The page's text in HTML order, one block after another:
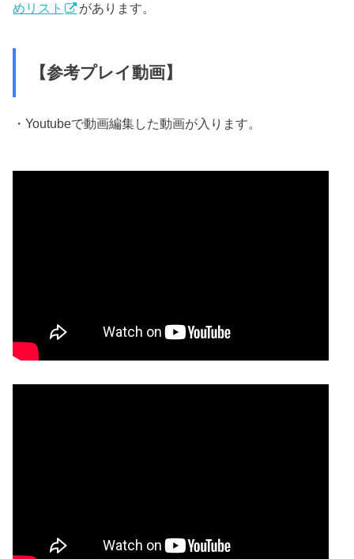
めリスト
があります。
【参考プレイ動画】
・Youtubeで動画編集した動画が入ります。